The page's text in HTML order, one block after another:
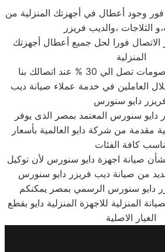
فور وجود أعطال في أجهزتك المنزلية من
الثلاجات ،والديب فريزر
الاتصال فورا لحل جميع أعطال أجهزتك
المنزلية
30 % عند اتصالك بنا
العاملين في خدمة عملاء صيانة ديب
دايو سنورس المعتمد بمصر الذى يوفر
مقدمة من شركة دايو العالمية بأسعار
كافة الفئات
صيانة اجهزة دايو سنورس لأن توكيل
من صيانة ديب فريزر دايو سنورس
دايو سنورس الرسمي بمصر يمكنكم
المنزلية للاجهزة المنزلية دايو بقطع
الغيار الاصلية